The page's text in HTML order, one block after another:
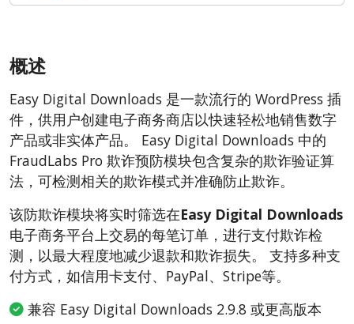
PrestaShop
AbanteCart
LiteCart
ZenCart
PinnacleCart
FoxyCart
nopCommerce
Ecwid by Lightspeed
WISECP
ThirtyBees
Shopware
概述
Easy Digital Downloads 是一款流行的 WordPress 插
件，供用户创建电子商务商店以快速轻松地销售数字
产品或非实体产品。 Easy Digital Downloads 中的
FraudLabs Pro 欺诈预防模块包含复杂的欺诈验证算
法，可检测相关的欺诈模式并准确防止欺诈。
该防欺诈模块将实时筛选在Easy Digital Downloads
电子商务平台上交易的每笔订单，进行支付欺诈检
测，以最大程度地减少退款和欺诈损失。 支持多种支
付方式，如信用卡支付、PayPal、Stripe等。
兼容 Easy Digital Downloads 2.9.8 或更高版本